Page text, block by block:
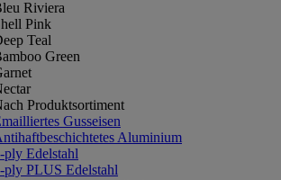
Riviera
Pink
Teal
Green
Produktsortiment
Gusseisen
Aluminium
ply Edelstahl
ply PLUS Edelstahl